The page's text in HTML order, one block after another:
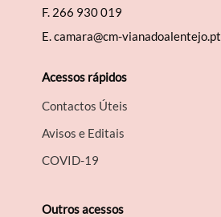
Categorias gerais
F. 266 930 019
E.camara@cm-vianadoalentejo.pt
Acessos rápidos
Contactos Úteis
Avisos e Editais
COVID-19
Outros acessos